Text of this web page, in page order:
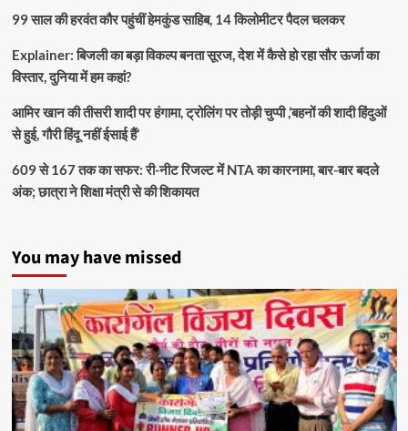
99 साल की हरवंत कौर पहुंचीं हेमकुंड साहिब, 14 किलोमीटर पैदल चलकर
Explainer: बिजली का बड़ा विकल्प बनता सूरज, देश में कैसे हो रहा सौर ऊर्जा का
विस्तार, दुनिया में हम कहां?
आमिर खान की तीसरी शादी पर हंगामा, ट्रोलिंग पर तोड़ी चुप्पी ,’बहनों की शादी हिंदुओं
से हुई, गौरी हिंदू नहीं ईसाई हैं’
609 से 167 तक का सफर: री-नीट रिजल्ट में NTA का कारनामा, बार-बार बदले
अंक; छात्रा ने शिक्षा मंत्री से की शिकायत
You may have missed